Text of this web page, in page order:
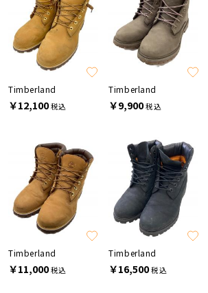
Timberland
￥12,100税込
Timberland
￥9,900税込
Timberland
￥11,000税込
Timberland
￥16,500税込